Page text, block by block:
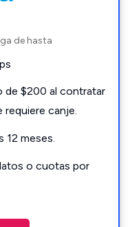
de hasta
de $200 al contratar
requiere canje.
12 meses.
o cuotas por